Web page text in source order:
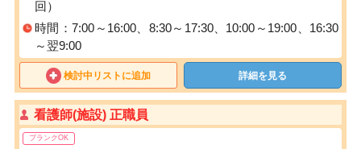
回）
時間：7:00～16:00、8:30～17:30、10:00～19:00、16:30
～翌9:00
検討中リストに追加 詳細を見る
看護師(施設) 正職員
ブランクOK